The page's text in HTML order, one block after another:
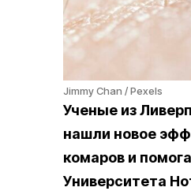
Jimmy Chan / Pexels
Ученые из
нашли новое
комаров и
Университета